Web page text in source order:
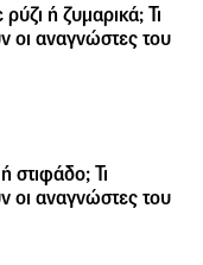
ή ζυμαρικά; Τι
οι αναγνώστες του
στιφάδο; Τι
οι αναγνώστες του